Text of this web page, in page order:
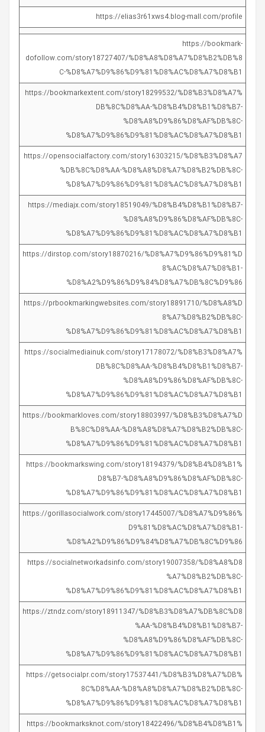
https://elias3r61xws4.blog-mall.com/profile
https://bookmark-
dofollow.com/story18727407/%D8%A8%D8%A7%D8%B2%DB%8
C-%D8%A7%D9%86%D9%81%D8%AC%D8%A7%D8%B1
https://bookmarkextent.com/story18299532/%D8%B3%D8%A7%
DB%8C%D8%AA-%D8%B4%D8%B1%D8%B7-
%D8%A8%D9%86%D8%AF%DB%8C-
%D8%A7%D9%86%D9%81%D8%AC%D8%A7%D8%B1
https://opensocialfactory.com/story16303215/%D8%B3%D8%A7
%DB%8C%D8%AA-%D8%A8%D8%A7%D8%B2%DB%8C-
%D8%A7%D9%86%D9%81%D8%AC%D8%A7%D8%B1
https://mediajx.com/story18519049/%D8%B4%D8%B1%D8%B7-
%D8%A8%D9%86%D8%AF%DB%8C-
%D8%A7%D9%86%D9%81%D8%AC%D8%A7%D8%B1
https://dirstop.com/story18870216/%D8%A7%D9%86%D9%81%D
8%AC%D8%A7%D8%B1-
%D8%A2%D9%86%D9%84%D8%A7%DB%8C%D9%86
https://prbookmarkingwebsites.com/story18891710/%D8%A8%D
8%A7%D8%B2%DB%8C-
%D8%A7%D9%86%D9%81%D8%AC%D8%A7%D8%B1
https://socialmediainuk.com/story17178072/%D8%B3%D8%A7%
DB%8C%D8%AA-%D8%B4%D8%B1%D8%B7-
%D8%A8%D9%86%D8%AF%DB%8C-
%D8%A7%D9%86%D9%81%D8%AC%D8%A7%D8%B1
https://bookmarkloves.com/story18803997/%D8%B3%D8%A7%D
B%8C%D8%AA-%D8%A8%D8%A7%D8%B2%DB%8C-
%D8%A7%D9%86%D9%81%D8%AC%D8%A7%D8%B1
https://bookmarkswing.com/story18194379/%D8%B4%D8%B1%
D8%B7-%D8%A8%D9%86%D8%AF%DB%8C-
%D8%A7%D9%86%D9%81%D8%AC%D8%A7%D8%B1
https://gorillasocialwork.com/story17445007/%D8%A7%D9%86%
D9%81%D8%AC%D8%A7%D8%B1-
%D8%A2%D9%86%D9%84%D8%A7%DB%8C%D9%86
https://socialnetworkadsinfo.com/story19007358/%D8%A8%D8
%A7%D8%B2%DB%8C-
%D8%A7%D9%86%D9%81%D8%AC%D8%A7%D8%B1
https://ztndz.com/story18911347/%D8%B3%D8%A7%DB%8C%D8
%AA-%D8%B4%D8%B1%D8%B7-
%D8%A8%D9%86%D8%AF%DB%8C-
%D8%A7%D9%86%D9%81%D8%AC%D8%A7%D8%B1
https://getsocialpr.com/story17537441/%D8%B3%D8%A7%DB%
8C%D8%AA-%D8%A8%D8%A7%D8%B2%DB%8C-
%D8%A7%D9%86%D9%81%D8%AC%D8%A7%D8%B1
https://bookmarksknot.com/story18422496/%D8%B4%D8%B1%